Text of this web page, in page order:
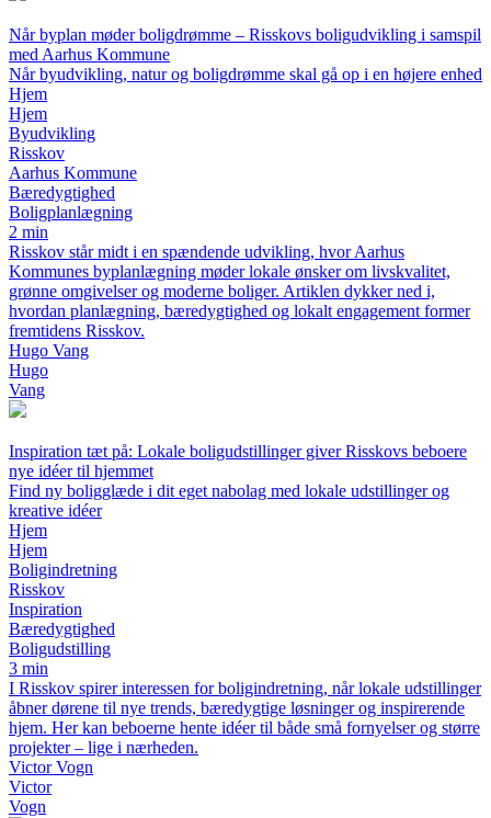
Når byplan møder boligdrømme – Risskovs boligudvikling i samspil
med Aarhus Kommune
Når byudvikling, natur og boligdrømme skal gå op i en højere enhed
Hjem
Hjem
Byudvikling
Risskov
Aarhus Kommune
Bæredygtighed
Boligplanlægning
2 min
Risskov står midt i en spændende udvikling, hvor Aarhus
Kommunes byplanlægning møder lokale ønsker om livskvalitet,
grønne omgivelser og moderne boliger. Artiklen dykker ned i,
hvordan planlægning, bæredygtighed og lokalt engagement former
fremtidens Risskov.
Hugo Vang
Hugo
Vang
Inspiration tæt på: Lokale boligudstillinger giver Risskovs beboere
nye idéer til hjemmet
Find ny boligglæde i dit eget nabolag med lokale udstillinger og
kreative idéer
Hjem
Hjem
Boligindretning
Risskov
Inspiration
Bæredygtighed
Boligudstilling
3 min
I Risskov spirer interessen for boligindretning, når lokale udstillinger
åbner dørene til nye trends, bæredygtige løsninger og inspirerende
hjem. Her kan beboerne hente idéer til både små fornyelser og større
projekter – lige i nærheden.
Victor Vogn
Victor
Vogn